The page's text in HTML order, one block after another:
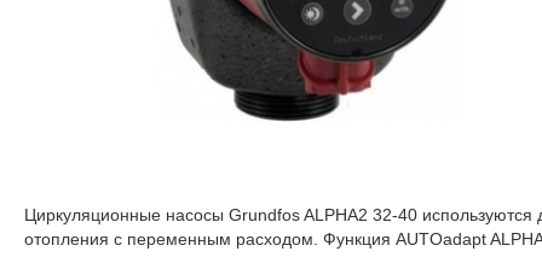
Циркуляционные насосы Grundfos ALPHA2 32-40
отопления с переменным расходом. Функция AUTOadapt